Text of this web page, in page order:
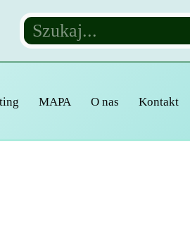
MAPA O nas Kontakt